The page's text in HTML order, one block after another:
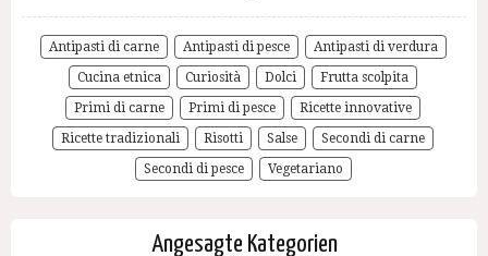
Antipasti di carne Antipasti di pesce
Antipasti di verdura
Cucina etnica
Curiosità Dolci
Frutta scolpita
Primi di carne
Primi di pesce
Ricette innovative
Ricette tradizionali
Risotti Salse
Secondi di carne
Secondi di pesce
Vegetariano
Angesagte Kategorien